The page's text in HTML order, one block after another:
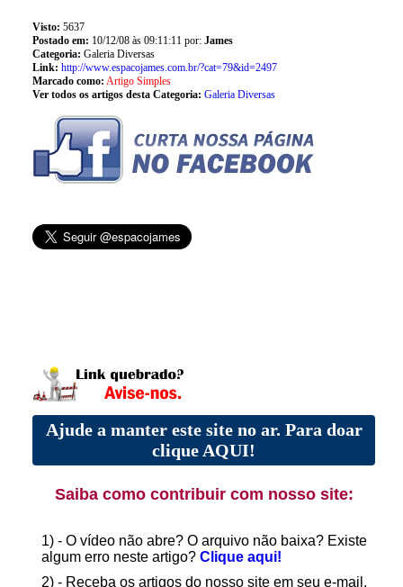
Visto: 5637
Postado em: 10/12/08 às 09:11:11 por: James
Categoria: Galeria Diversas
Link: http://www.espacojames.com.br/?cat=79&id=2497
Marcado como: Artigo Simples
Ver todos os artigos desta Categoria: Galeria Diversas
Ajude a manter este site no ar. Para doar
clique AQUI!
Saiba como contribuir com nosso site:
1) - O vídeo não abre? O arquivo não baixa? Existe
algum erro neste artigo? Clique aqui!
2) - Receba os artigos do nosso site em seu e-mail.